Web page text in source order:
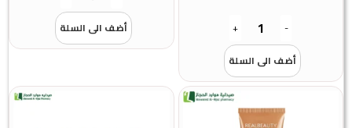
-
+
أضف الى السلة
أضف الى السلة